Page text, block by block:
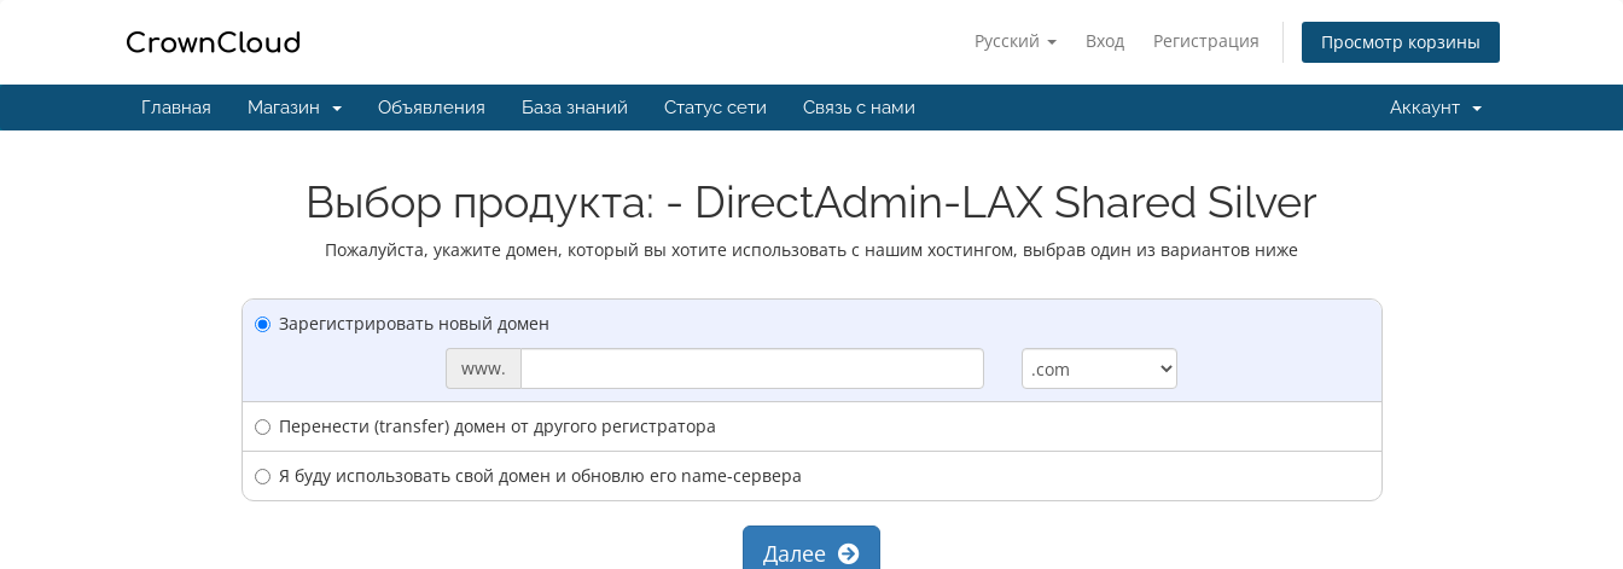
Русский Вход Регистрация Просмотр корзины
Главная Магазин Объявления База знаний Статус сети Связь с нами Аккаунт
Выбор продукта: - DirectAdmin-LAX Shared Silver
Пожалуйста, укажите домен, который вы хотите использовать с нашим хостингом, выбрав один из вариантов ниже
Зарегистрировать новый домен
www.
Перенести (transfer) домен от другого регистратора
Я буду использовать свой домен и обновлю его name-сервера
Далее